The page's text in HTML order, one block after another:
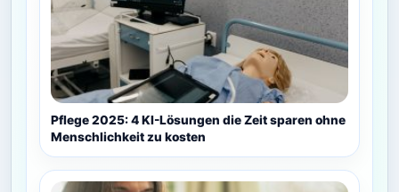
Pflege 2025: 4 KI-Lösungen die Zeit sparen ohne
Menschlichkeit zu kosten